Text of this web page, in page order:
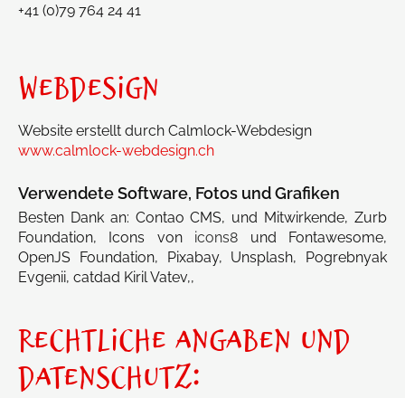
+41 (0)79 764 24 41
WEBDESIGN
Website erstellt durch Calmlock-Webdesign
www.calmlock-webdesign.ch
Verwendete Software, Fotos und Grafiken
Besten Dank an: Contao CMS, und Mitwirkende, Zurb
Foundation, Icons von icons8 und Fontawesome,
OpenJS Foundation, Pixabay, Unsplash, Pogrebnyak
Evgenii, catdad Kiril Vatev,,
RECHTLICHE ANGABEN UND
DATENSCHUTZ: